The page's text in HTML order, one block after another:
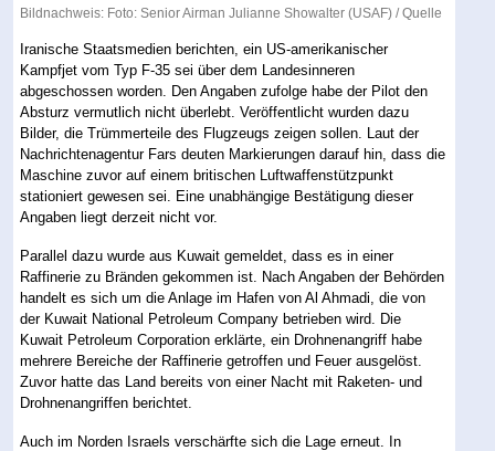
Bildnachweis: Foto: Senior Airman Julianne Showalter (USAF) /Quelle
Iranische Staatsmedien berichten, ein US-amerikanischer
Kampfjet vom Typ F-35 sei über dem Landesinneren
abgeschossen worden. Den Angaben zufolge habe der Pilot den
Absturz vermutlich nicht überlebt. Veröffentlicht wurden dazu
Bilder, die Trümmerteile des Flugzeugs zeigen sollen. Laut der
Nachrichtenagentur Fars deuten Markierungen darauf hin, dass die
Maschine zuvor auf einem britischen Luftwaffenstützpunkt
stationiert gewesen sei. Eine unabhängige Bestätigung dieser
Angaben liegt derzeit nicht vor.
Parallel dazu wurde aus Kuwait gemeldet, dass es in einer
Raffinerie zu Bränden gekommen ist. Nach Angaben der Behörden
handelt es sich um die Anlage im Hafen von Al Ahmadi, die von
der Kuwait National Petroleum Company betrieben wird. Die
Kuwait Petroleum Corporation erklärte, ein Drohnenangriff habe
mehrere Bereiche der Raffinerie getroffen und Feuer ausgelöst.
Zuvor hatte das Land bereits von einer Nacht mit Raketen- und
Drohnenangriffen berichtet.
Auch im Norden Israels verschärfte sich die Lage erneut. In